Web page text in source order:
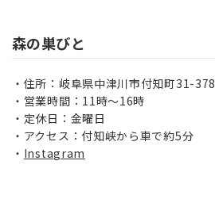
森の巣びと
住所：岐阜県中津川市付知町31-378
営業時間：11時～16時
定休日：金曜日
アクセス：付知峡から車で約5分
Instagram